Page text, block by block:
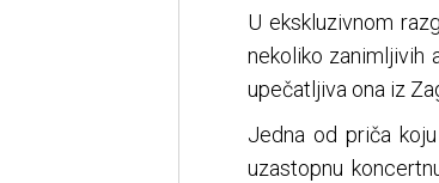
U ekskluzivnom
nekoliko zanimljivih
upečatljiva ona iz
Jedna od priča
uzastopnu